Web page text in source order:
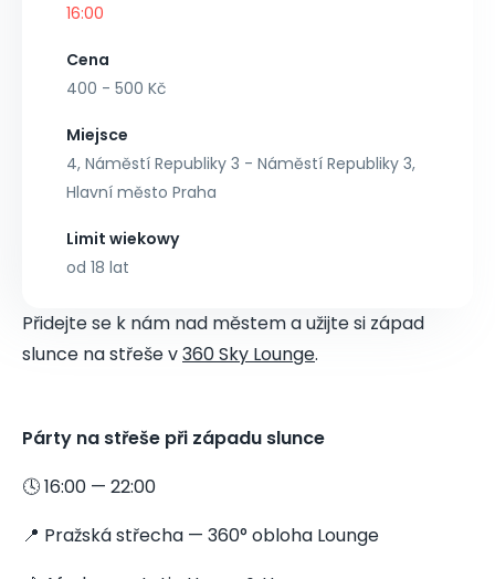
16:00
Cena
400 - 500 Kč
Miejsce
4, Náměstí Republiky 3 - Náměstí Republiky 3,
Hlavní město Praha
Limit wiekowy
od 18 lat
Přidejte se k nám nad městem a užijte si západ
slunce na střeše v360 Sky Lounge.
Párty na střeše při západu slunce
🕓 16:00 — 22:00
📍 Pražská střecha — 360° obloha Lounge